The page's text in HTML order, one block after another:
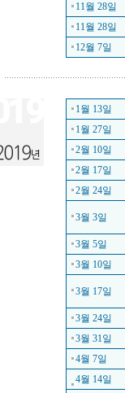
11월 28일
11월 28일
12월 7일
1월 13일
1월 27일
2월 10일
2월 17일
2월 24일
3월 3일
3월 5일
3월 10일
3월 17일
3월 24일
3월 31일
4월 7일
4월 14일